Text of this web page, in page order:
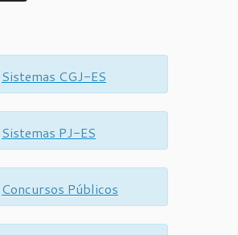
Sistemas CGJ-ES
Sistemas PJ-ES
Concursos Públicos